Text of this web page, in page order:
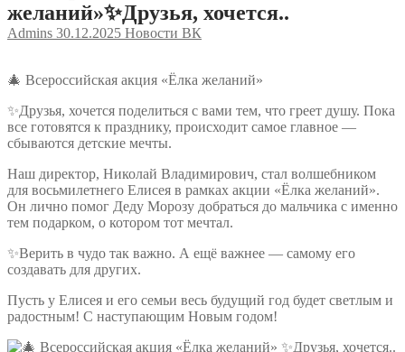
желаний»✨Друзья, хочется..
Admins 30.12.2025 Новости ВК
🎄 Всероссийская акция «Ёлка желаний»
✨Друзья, хочется поделиться с вами тем, что греет душу. Пока
все готовятся к празднику, происходит самое главное —
сбываются детские мечты.
Наш директор, Николай Владимирович, стал волшебником
для восьмилетнего Елисея в рамках акции «Ёлка желаний».
Он лично помог Деду Морозу добраться до мальчика с именно
тем подарком, о котором тот мечтал.
✨Верить в чудо так важно. А ещё важнее — самому его
создавать для других.
Пусть у Елисея и его семьи весь будущий год будет светлым и
радостным! С наступающим Новым годом!